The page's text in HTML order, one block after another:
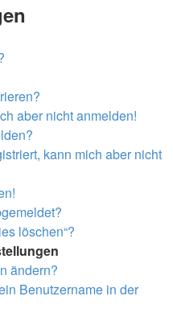
aber nicht anmelden!
kann mich aber nicht
löschen“?
ändern?
Benutzername in der